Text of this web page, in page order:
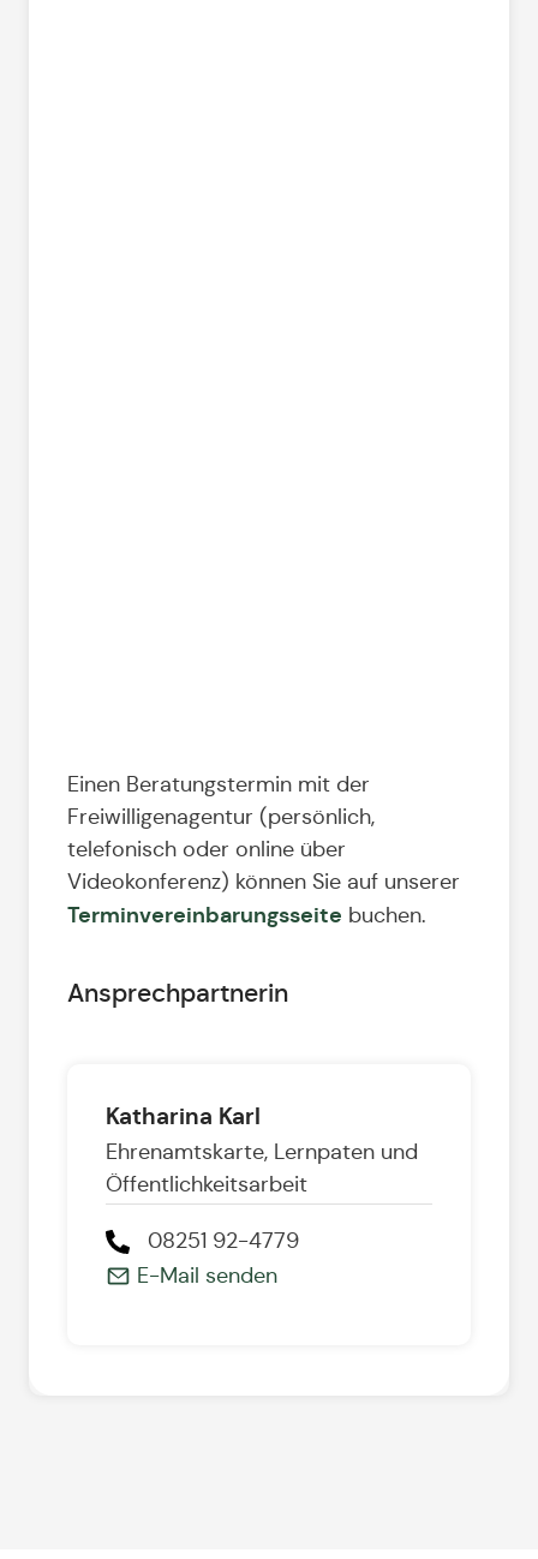
Einen Beratungstermin mit der
Freiwilligenagentur (persönlich,
telefonisch oder online über
Videokonferenz) können Sie auf unserer
Terminvereinbarungsseite buchen.
Ansprechpartnerin
Katharina Karl
Ehrenamtskarte, Lernpaten und
Öffentlichkeitsarbeit
08251 92-4779
E-Mail senden